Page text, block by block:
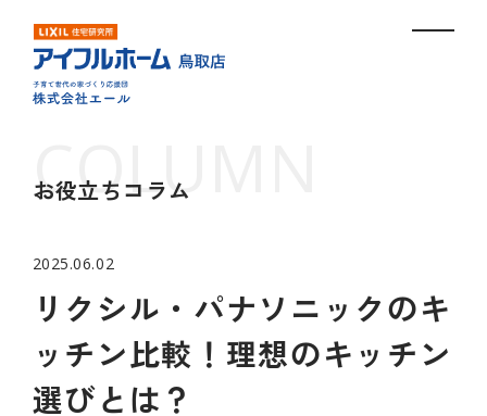
お役立ちコラム
2025.06.02
リクシル・パナソニックのキ
ッチン比較！理想のキッチン
選びとは？